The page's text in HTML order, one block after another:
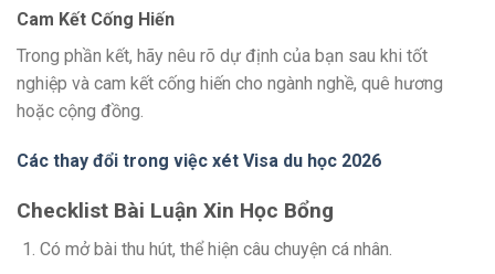
Cam Kết Cống Hiến
Trong phần kết, hãy nêu rõ dự định của bạn sau khi tốt
nghiệp và cam kết cống hiến cho ngành nghề, quê hương
hoặc cộng đồng.
Các thay đổi trong việc xét Visa du học 2026
Checklist Bài Luận Xin Học Bổng
Có mở bài thu hút, thể hiện câu chuyện cá nhân.